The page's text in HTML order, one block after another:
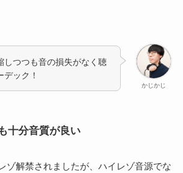
かじかじ
しつつも音の損失がなく聴
ック！
十分音質が良い
ゾ解禁されましたが、ハイレゾ音源でな